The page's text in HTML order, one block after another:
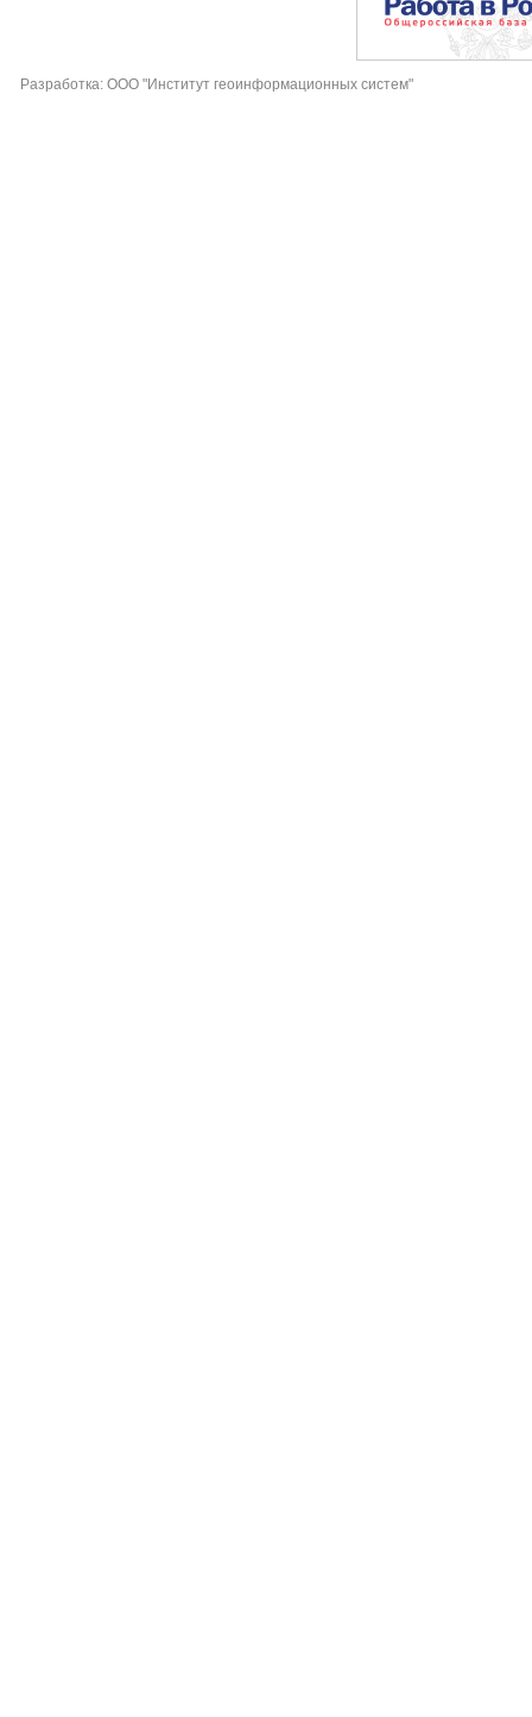
Разработка: ООО "Институт геоинформационных систем"